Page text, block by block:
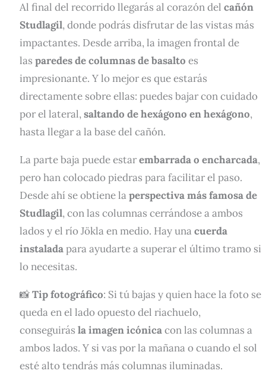
Al final del recorrido llegarás al corazón del cañón
Studlagil, donde podrás disfrutar de las vistas más
impactantes. Desde arriba, la imagen frontal de
las paredes de columnas de basalto es
impresionante. Y lo mejor es que estarás
directamente sobre ellas: puedes bajar con cuidado
por el lateral,saltando de hexágono en hexágono,
hasta llegar a la base del cañón.
La parte baja puede estarembarrada o encharcada,
pero han colocado piedras para facilitar el paso.
Desde ahí se obtiene laperspectiva más famosa de
Studlagil, con las columnas cerrándose a ambos
lados y el río Jökla en medio. Hay unacuerda
instaladapara ayudarte a superar el último tramo si
lo necesitas.
📸Tip fotográfico: Si tú bajas y quien hace la foto se
queda en el lado opuesto del riachuelo,
conseguirás la imagen icónicacon las columnas a
ambos lados. Y si vas por la mañana o cuando el sol
esté alto tendrás más columnas iluminadas.